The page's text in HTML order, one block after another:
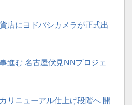
店にヨドバシカメラが正式出
進む 名古屋伏見NNプロジェ
リニューアル仕上げ段階へ 開